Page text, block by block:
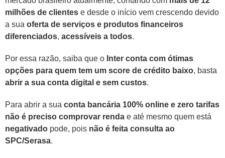
milhões de clientes e desde o início vem crescendo devido
a sua oferta de serviços e produtos financeiros
diferenciados, acessíveis a todos.
Por essa razão, saiba que o Inter conta com ótimas
opções para quem tem um score de crédito baixo, basta
abrir a sua conta digital e sem custos.
Para abrir a sua conta bancária 100% online e zero tarifas
não é preciso comprovar renda e até mesmo quem está
negativado pode, pois não é feita consulta ao
SPC/Serasa.